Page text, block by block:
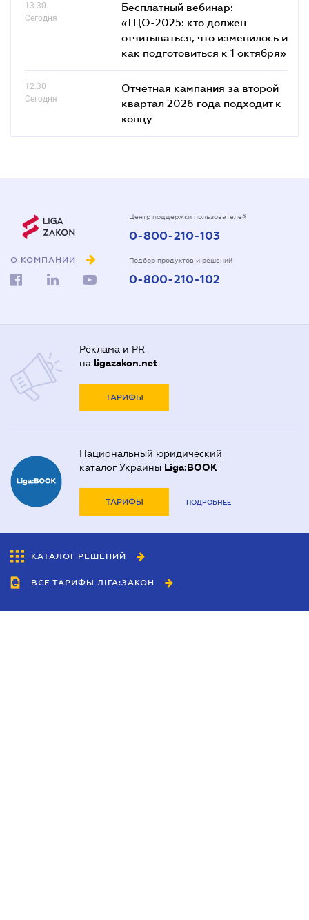
13.30
Сегодня
Бесплатный вебинар:
«ТЦО-2025: кто должен
отчитываться, что изменилось и
как подготовиться к 1 октября»
12.30
Сегодня
Отчетная кампания за второй
квартал 2026 года подходит к
концу
О КОМПАНИИ
Центр поддержки пользователей
0-800-210-103
Подбор продуктов и решений
0-800-210-102
Реклама и PR
на ligazakon.net
ТАРИФЫ
Национальный юридический
каталог Украины Liga:BOOK
ТАРИФЫ ПОДРОБНЕЕ
КАТАЛОГ РЕШЕНИЙ
ВСЕ ТАРИФЫ ЛІГА:ЗАКОН